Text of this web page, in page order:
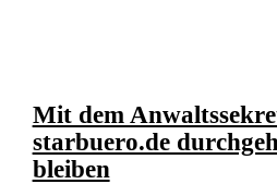
Mit dem
starbuero.de
bleiben